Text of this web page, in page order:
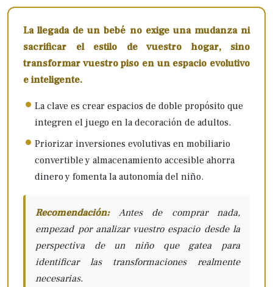
La llegada de un bebé no exige una mudanza ni
sacrificar el estilo de vuestro hogar, sino
transformar vuestro piso en un espacio evolutivo
e inteligente.
La clave es crear espacios de doble propósito que
integren el juego en la decoración de adultos.
Priorizar inversiones evolutivas en mobiliario
convertible y almacenamiento accesible ahorra
dinero y fomenta la autonomía del niño.
Recomendación:Antes de comprar nada,
empezad por analizar vuestro espacio desde la
perspectiva de un niño que gatea para
identificar las transformaciones realmente
necesarias.